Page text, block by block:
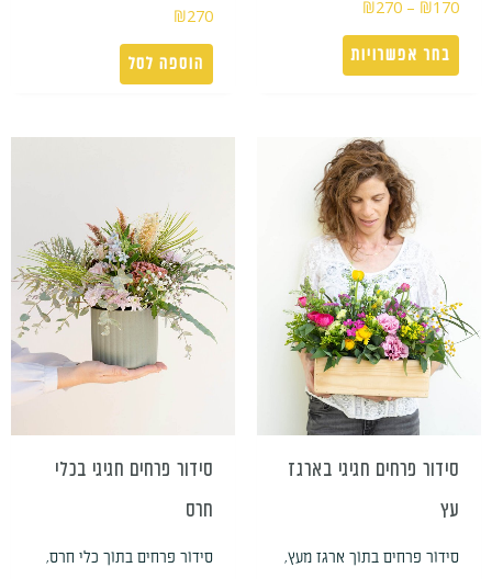
₪170
–
₪270
בחר אפשרויות
₪270
הוספה לסל
סידור פרחים חגיגי בארגז
עץ
סידור פרחים בתוך ארגז מעץ,
טווח
מחירים:
⁦₪275⁩
עד
⁦₪375⁩
למוצר
זה
יש
מספר
סוגים.
ניתן
לבחור
את
האפשרויות
המוצר
סידור פרחים חגיגי בכלי
חרס
סידור פרחים בתוך כלי חרס,
עד
⁦₪230⁩
מספר
סוגים.
ניתן
לבחור
את
המוצר